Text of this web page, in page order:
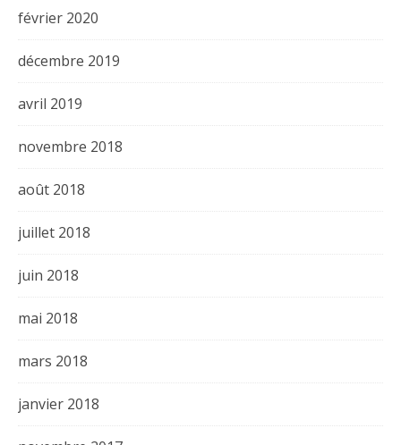
février 2020
décembre 2019
avril 2019
novembre 2018
août 2018
juillet 2018
juin 2018
mai 2018
mars 2018
janvier 2018